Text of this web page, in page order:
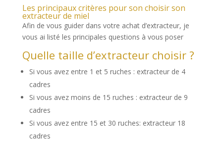
Les principaux critères pour son choisir son
extracteur de miel
Afin de vous guider dans votre achat d’extracteur, je
vous ai listé les principales questions à vous poser
Quelle taille d’extracteur choisir ?
Si vous avez entre 1 et 5 ruches : extracteur de 4
cadres
Si vous avez moins de 15 ruches : extracteur de 9
cadres
Si vous avez entre 15 et 30 ruches: extracteur 18
cadres